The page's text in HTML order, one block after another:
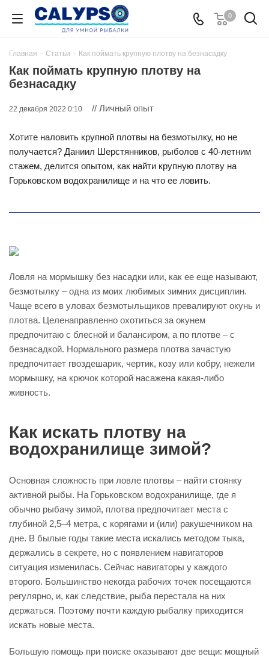
0
Главная - Статьи - Как поймать крупную плотву на безнасадку
Как поймать крупную плотву на
безнасадку
22 декабря 2022 0:10 // Личный опыт
Хотите наловить крупной плотвы на безмотылку, но не
получается? Даниил Шерстянников, рыболов с 40-летним
стажем, делится опытом, как найти крупную плотву на
Горьковском водохранилище и на что ее ловить.
Ловля на мормышку без насадки или, как ее еще называют,
безмотылку – одна из моих любимых зимних дисциплин.
Чаще всего в уловах безмотыльщиков превалируют окунь и
плотва. Целенаправленно охотиться за окунем
предпочитаю с блесной и балансиром, а по плотве – с
безнасадкой. Нормального размера плотва зачастую
предпочитает гвоздешарик, чертик, козу или кобру, нежели
мормышку, на крючок которой насажена какая-либо
живность.
Как искать плотву на
водохранилище зимой?
Основная сложность при ловле плотвы – найти стоянку
активной рыбы. На Горьковском водохранилище, где я
обычно рыбачу зимой, плотва предпочитает места с
глубиной 2,5–4 метра, с корягами и (или) ракушечником на
дне. В былые годы такие места искались методом тыка,
держались в секрете, но с появлением навигаторов
ситуация изменилась. Сейчас навигаторы у каждого
второго. Большинство некогда рабочих точек посещаются
регулярно, и, как следствие, рыба перестала на них
держаться. Поэтому почти каждую рыбалку приходится
искать новые места.
Большую помощь при поиске оказывают две вещи: мощный